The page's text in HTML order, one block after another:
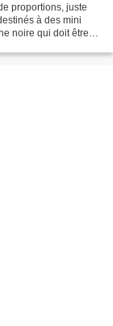
proportions, juste
à des mini
noire qui doit être